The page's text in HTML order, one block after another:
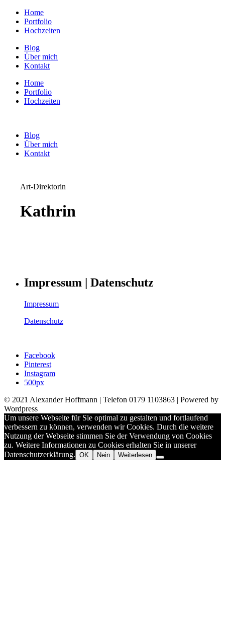
Home
Portfolio
Hochzeiten
Blog
Über mich
Kontakt
Home
Portfolio
Hochzeiten
Blog
Über mich
Kontakt
Art-Direktorin
Kathrin
Impressum | Datenschutz
Impressum
Datenschutz
Facebook
Pinterest
Instagram
500px
© 2021 Alexander Hoffmann | Telefon 0179 1103863 | Powered by
Wordpress
Um unsere Webseite für Sie optimal zu gestalten und fortlaufend
verbessern zu können, verwenden wir Cookies. Durch die weitere
Nutzung der Webseite stimmen Sie der Verwendung von Cookies
zu. Weitere Informationen zu Cookies erhalten Sie in unserer
Datenschutzerklärung. OK Nein Weiterlesen